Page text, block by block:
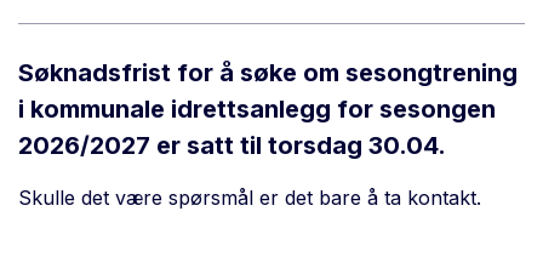
Søknadsfrist for å søke om sesongtrening
i kommunale idrettsanlegg for sesongen
2026/2027 er satt til torsdag 30.04.
Skulle det være spørsmål er det bare å ta kontakt.